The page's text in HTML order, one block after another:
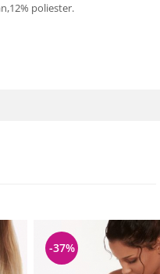
poliester.
-37%